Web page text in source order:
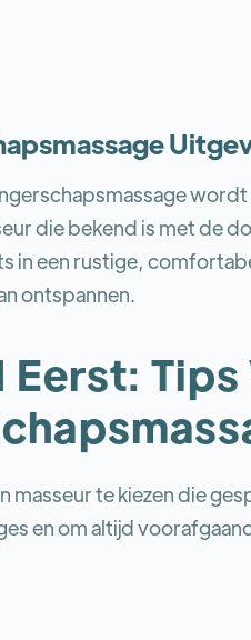
die bekend is met de
in een rustige,
ontspannen.
Tips
masseur te kiezen die
en om altijd